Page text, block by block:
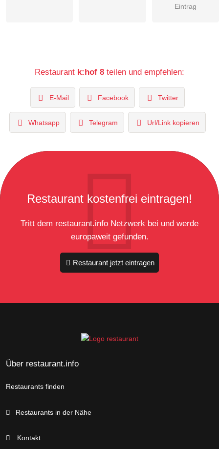
Eintrag
Restaurant k:hof 8 teilen und empfehlen:
E-Mail Facebook Twitter
Whatsapp Telegram Url/Link kopieren
Restaurant kostenfrei eintragen!
Tritt dem restaurant.info Netzwerk bei und werde
europaweit gefunden.
Restaurant jetzt eintragen
Über restaurant.info
Restaurants finden
Restaurants in der Nähe
Kontakt